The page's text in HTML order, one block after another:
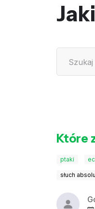
Które
ptaki
słuch